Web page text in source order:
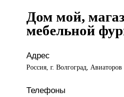
Дом мой,
мебельной
Адрес
Россия, г. Волгоград,
Телефоны